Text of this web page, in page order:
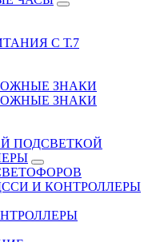
С Т.7
ЗНАКИ
ЗНАКИ
ПОДСВЕТКОЙ
И КОНТРОЛЛЕРЫ